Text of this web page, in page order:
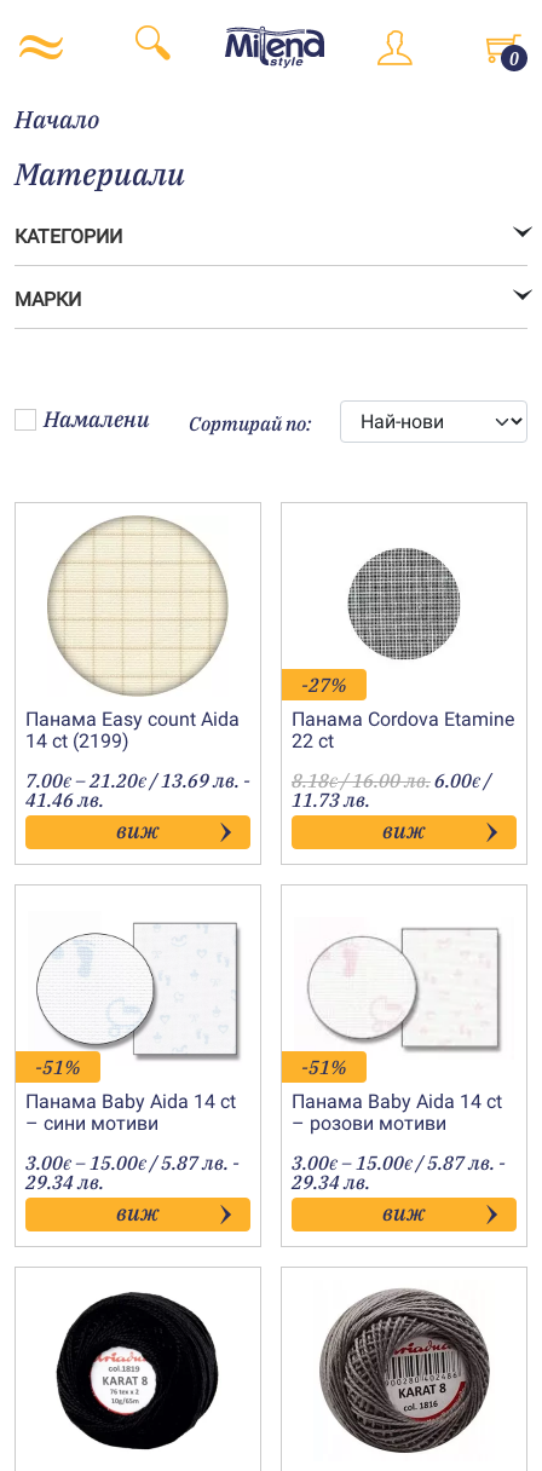
0
Начало
Материали
КАТЕГОРИИ
МАРКИ
Намалени Сортирай по:
Панама Easy count Aida
14 ct (2199)
7.00€ –21.20€Price
range:
7.00€
through
21.20€
/ 13.69 лв. -
41.46 лв.
виж
-27%
Панама Cordova Etamine
22 ct
8.18€/ 16.00 лв.6.00€ /
11.73 лв.
виж
-51%
Панама Baby Aida 14 ct
– сини мотиви
3.00€ –15.00€Price
range:
3.00€
through
15.00€
/ 5.87 лв. -
29.34 лв.
виж
-51%
Панама Baby Aida 14 ct
– розови мотиви
3.00€ –15.00€Price
range:
3.00€
through
15.00€
/ 5.87 лв. -
29.34 лв.
виж